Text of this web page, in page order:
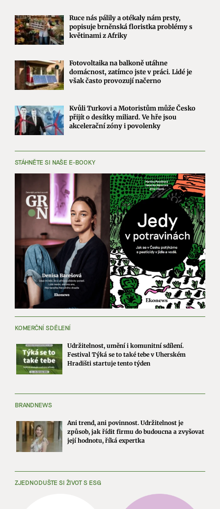
Ruce nás pálily a otékaly nám prsty,
popisuje brněnská floristka problémy s
květinami z Afriky
Fotovoltaika na balkoně utáhne
domácnost, zatímco jste v práci. Lidé je
však často provozují načerno
Kvůli Turkovi a Motoristům může Česko
přijít o desítky miliard. Ve hře jsou
akcelerační zóny i povolenky
STÁHNĚTE SI NAŠE E-BOOKY
KOMERČNÍ SDĚLENÍ
Udržitelnost, umění i komunitní sdílení.
Festival Týká se to také tebe v Uherském
Hradišti startuje tento týden
BRANDNEWS
Ani trend, ani povinnost. Udržitelnost je
způsob, jak řídit firmu do budoucna a zvyšovat
její hodnotu, říká expertka
ZJEDNODUŠTE SI ŽIVOT S ESG